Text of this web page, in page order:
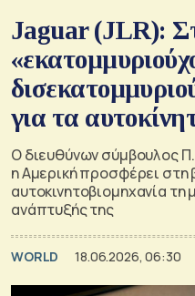
Jaguar (JLR):
για τα
Ο διευθύνων σύμβουλος
η Αμερική προσφέρει στη
αυτοκινητοβιομηχανία τη
ανάπτυξής της
WORLD 18.06.2026, 06:30